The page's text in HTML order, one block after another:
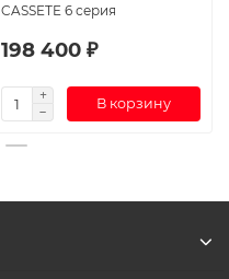
CASSETE 6 серия
198 400 ₽
В корзину